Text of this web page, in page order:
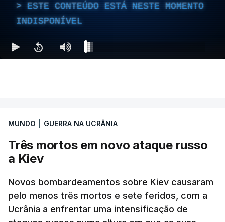
ESTE CONTEÚDO ESTÁ NESTE MOMENTO
INDISPONÍVEL
MUNDO GUERRA NA UCRÂNIA
Três mortos em novo ataque russo
a Kiev
Novos bombardeamentos sobre Kiev causaram
pelo menos três mortos e sete feridos, com a
Ucrânia a enfrentar uma intensificação de